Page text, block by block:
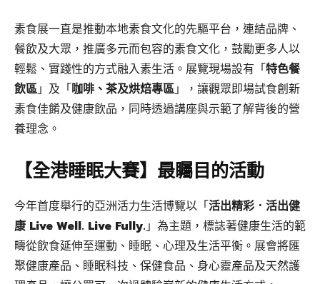
素食展一直是推動本地素食文化的先驅平台，連結品牌、
餐飲及大眾，推廣多元而包容的素食文化，鼓勵更多人以
輕鬆、實踐性的方式融入素生活。展覽現場設有「特色餐
飲區」及「咖啡、茶及烘焙專區」，讓觀眾即場試食創新
素食佳餚及健康飲品，同時透過講座與示範了解背後的營
養理念。
【全港睡眠大賽】最矚目的活動
今年首度舉行的亞洲活力生活博覽以「活出精彩．活出健
康 Live Well. Live Fully.」為主題，標誌著健康生活的範
疇從飲食延伸至運動、睡眠、心理及生活平衡。展會將匯
聚健康產品、睡眠科技、保健食品、身心靈產品及天然護